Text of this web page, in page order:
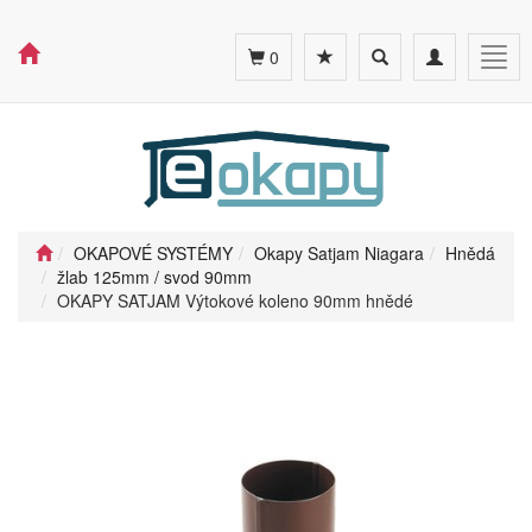
Toggle
navigation
Toggle
search
0
OKAPOVÉ SYSTÉMY Okapy Satjam Niagara
Hnědá
žlab 125mm / svod 90mm
OKAPY SATJAM Výtokové koleno 90mm hnědé